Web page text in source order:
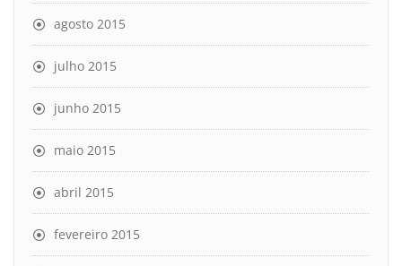
agosto 2015
julho 2015
junho 2015
maio 2015
abril 2015
fevereiro 2015